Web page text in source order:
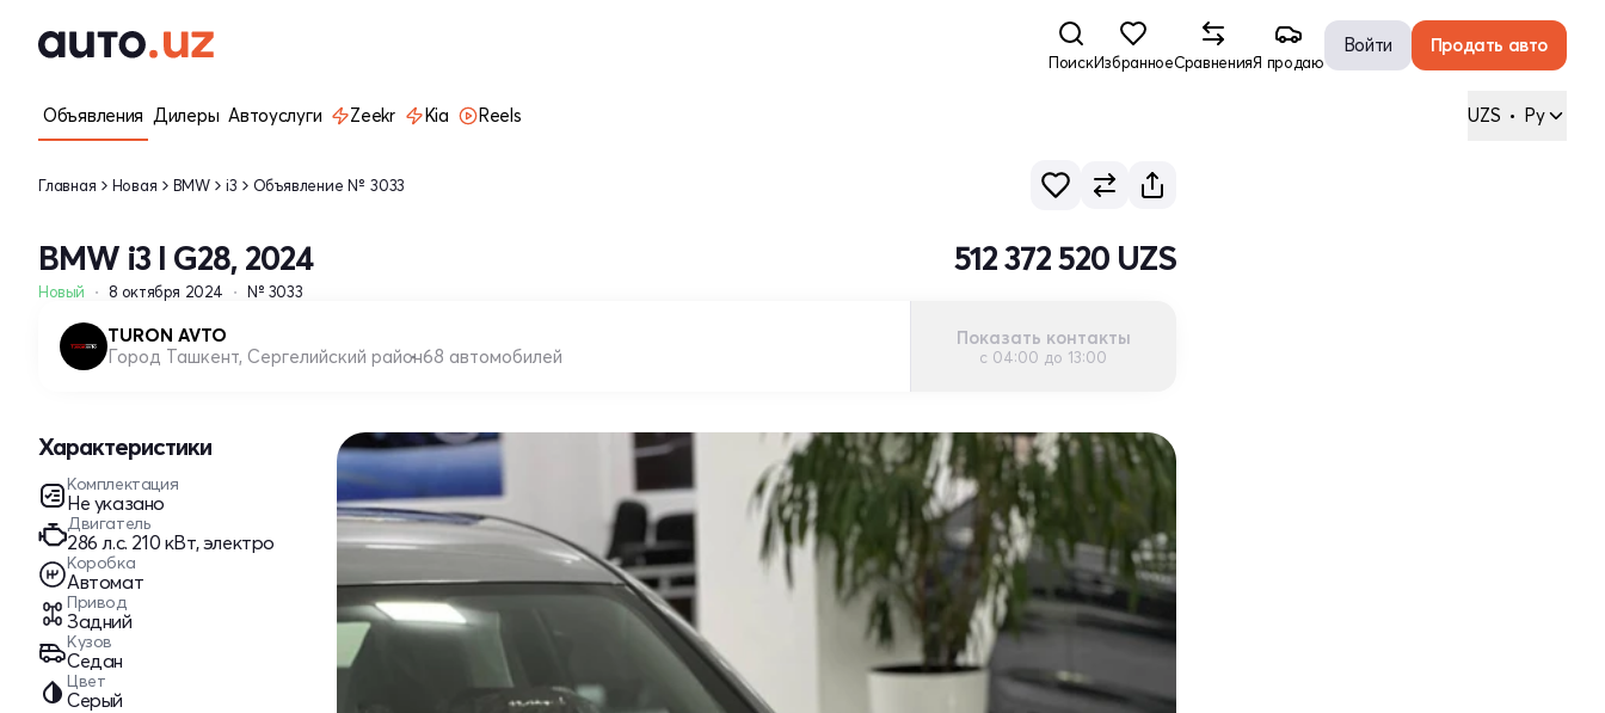
ПоискИзбранноеСравненияЯ продаю
Войти Продать авто
Объявления Дилеры Автоуслуги Zeekr Kia Reels UZS • Ру
Главная Новая BMW i3 Объявление № 3033
BMW i3 I G28, 2024
Новый 8 октября 2024 № 3033
512 372 520 UZS
TURON AVTO
Город Ташкент, Сергелийский район68 автомобилей
Показать контакты
с 04:00 до 13:00
Характеристики
Комплектация
Не указано
Двигатель
286 л.c. 210 кВт, электро
Коробка
Автомат
Привод
Задний
Кузов
Седан
Цвет
Серый